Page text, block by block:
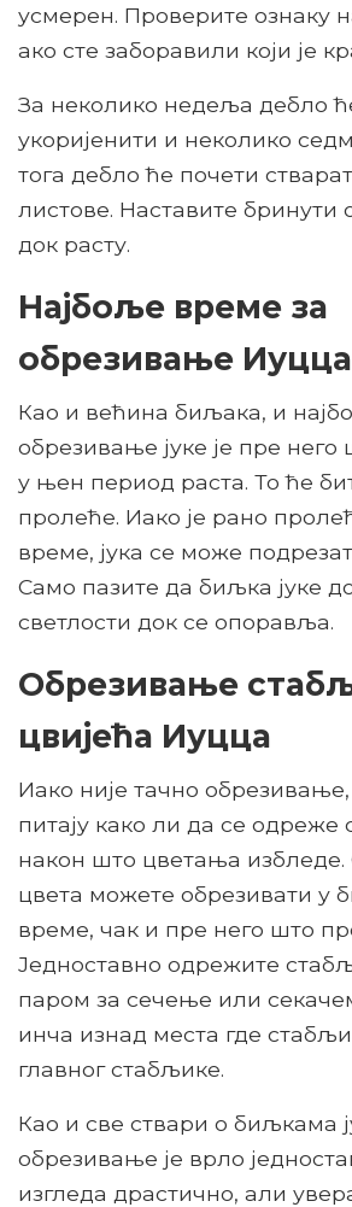
усмерен. Проверите ознаку
ако сте заборавили који је
За неколико недеља дебло
укоријенити и неколико
тога дебло ће почети
листове. Наставите бринути
док расту.
Најбоље време за
обрезивање Иуцца
Као и већина биљака, и
обрезивање јуке је пре
у њен период раста. То ће
пролеће. Иако је рано
време, јука се може
Само пазите да биљка јуке
светлости док се опоравља.
Обрезивање
цвијећа Иуцца
Иако није тачно
питају како ли да се одреже
након што цветања
цвета можете обрезивати у
време, чак и пре него што
Једноставно одрежите
паром за сечење или
инча изнад места где
главног стабљике.
Као и све ствари о биљкама
обрезивање је врло
изгледа драстично, али